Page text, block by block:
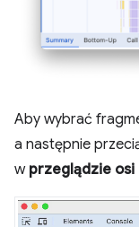
Aby wybrać
a następnie
w przeglądzie osi